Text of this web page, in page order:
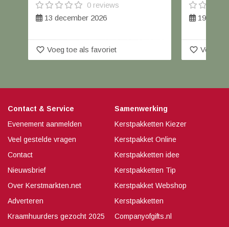
0 reviews
13 december 2026
favorite_border Voeg toe als favoriet
19 t/m
favorite_border Voeg
Contact & Service
Evenement aanmelden
Veel gestelde vragen
Contact
Nieuwsbrief
Over Kerstmarkten.net
Adverteren
Kraamhuurders gezocht 2025
Samenwerking
Kerstpakketten Kiezer
Kerstpakket Online
Kerstpakketten idee
Kerstpakketten Tip
Kerstpakket Webshop
Kerstpakketten
Companyofgifts.nl